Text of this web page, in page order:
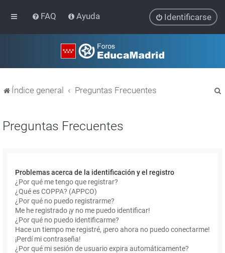
FAQ Ayuda Identificarse
Índice general Preguntas Frecuentes
Preguntas Frecuentes
Problemas acerca de la identificación y el registro
¿Por qué me tengo que registrar?
¿Qué es COPPA? (APPCO)
¿Por qué no puedo registrarme?
Me he registrado ¡y no me puedo identificar!
¿Por qué no puedo identificarme?
Hace un tiempo me registré, ¡pero ahora no puedo conectarme!
¡Perdí mi contraseña!
¿Por qué mi sesión de usuario expira automáticamente?